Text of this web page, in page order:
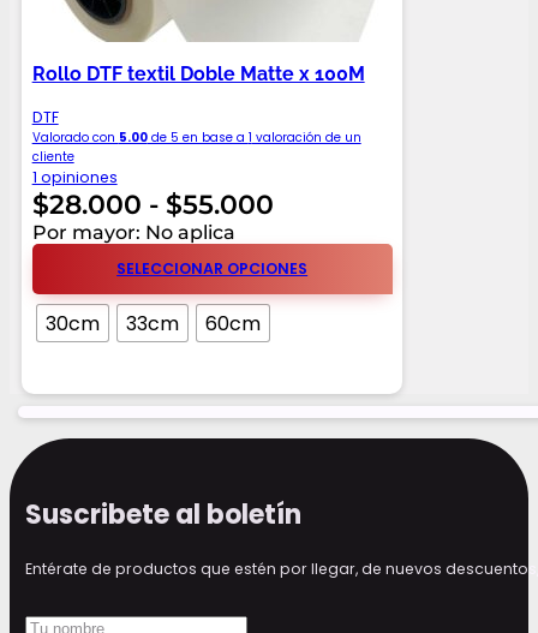
Rollo DTF textil Doble Matte x 100M
DTF
Valorado con 5.00de 5 en base a 1 valoración de un
cliente
1 opiniones
$28.000 - $55.000Rango
de
precios:
desde
$55.000
Por mayor: No aplica
SELECCIONAR OPCIONES
30cm 33cm 60cm
Suscribete al boletín
Entérate de productos que estén por llegar, de nuevos